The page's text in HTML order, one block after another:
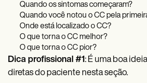
Quando os sintomas começaram?
Quando você notou o CC pela
Onde está localizado o CC?
O que torna o CC melhor?
O que torna o CC pior?
Dica profissional #1: É uma boa
diretas do paciente nesta seção.